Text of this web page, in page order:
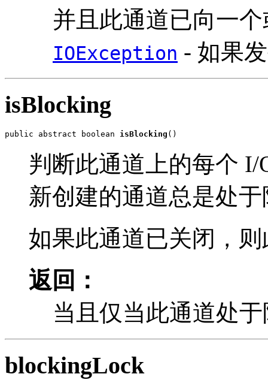
并且此通道已向一
IOException - 如果
isBlocking
public abstract boolean isBlocking ()
判断此通道上的每个
新创建的通道总是处
如果此通道已关闭，
返回：
当且仅当此通道处
blockingLock